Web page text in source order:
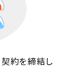
約を締結し